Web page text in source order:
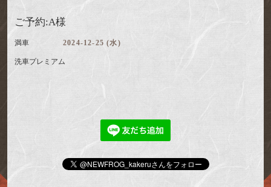
ご予約:A様
満車 2024-12-25 (水)
洗車プレミアム